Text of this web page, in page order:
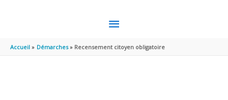
MENU
PRINCIPAL
Accueil Démarches Recensement citoyen obligatoire